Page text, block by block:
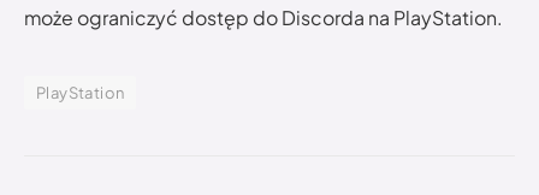
może ograniczyć dostęp do Discorda na PlayStation.
PlayStation